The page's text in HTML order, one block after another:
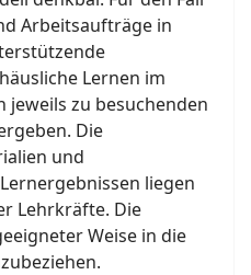
Arbeitsaufträge in
Lernen im
jeweils zu besuchenden
Die
und
liegen
Lehrkräfte. Die
Weise in die